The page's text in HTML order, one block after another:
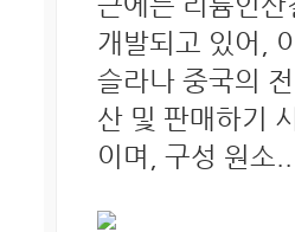
개발되고 있어,
슬라나 중국의
산 및 판매하기
이며, 구성 원소